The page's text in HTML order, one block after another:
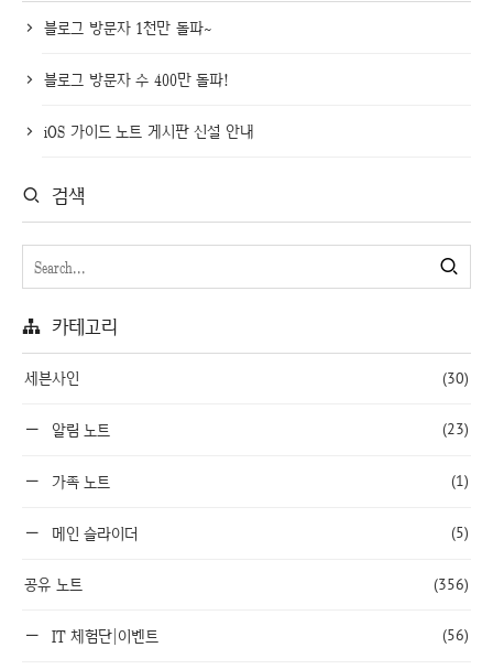
블로그 방문자 1천만 돌파~
블로그 방문자 수 400만 돌파!
iOS 가이드 노트 게시판 신설 안내
검색
카테고리
세븐사인 (30)
알림 노트 (23)
가족 노트 (1)
메인 슬라이더 (5)
공유 노트 (356)
IT 체험단|이벤트 (56)